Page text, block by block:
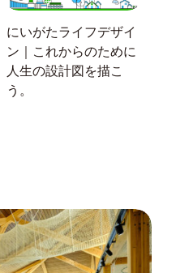
にいがたライフデザイ
ン｜これからのために
人生の設計図を描こ
う。